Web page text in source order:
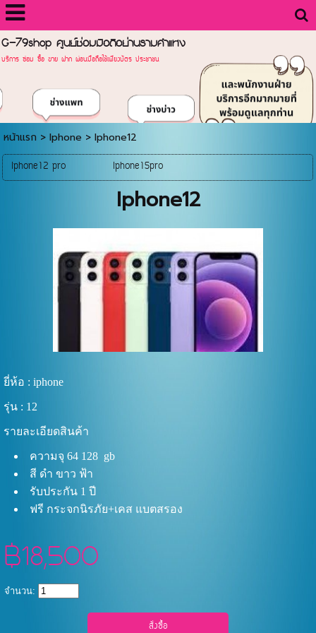
G-79shop ศูนย์ซ่อมมือถือย่านรามคำแหง
บริการ ซ่อม ซื้อ ขาย ฝาก ผ่อนมือถือใช้เพียงบัตร ประชาชน
หน้าแรก > Iphone > Iphone12
Iphone12 pro Iphone15pro
Iphone12
ยี่ห้อ : iphone
รุ่น : 12
รายละเอียดสินค้า
ความจุ 64 128 gb
สี ดำ ขาว ฟ้า
รับประกัน 1 ปี
ฟรี กระจกนิรภัย+เคส แบตสรอง
฿18,500
จำนวน: